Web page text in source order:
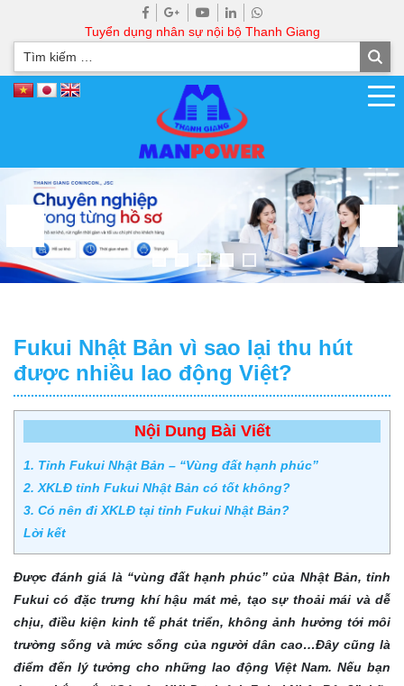
Tuyển dụng nhân sự nội bộ Thanh Giang
Fukui Nhật Bản vì sao lại thu hút
được nhiều lao động Việt?
Nội Dung Bài Viết
1. Tỉnh Fukui Nhật Bản – “Vùng đất hạnh phúc”
2. XKLĐ tỉnh Fukui Nhật Bản có tốt không?
3. Có nên đi XKLĐ tại tỉnh Fukui Nhật Bản?
Lời kết
Được đánh giá là “vùng đất hạnh phúc” của Nhật Bản, tỉnh
Fukui có đặc trưng khí hậu mát mẻ, tạo sự thoải mái và dễ
chịu, điều kiện kinh tế phát triển, không ảnh hưởng tới môi
trường sống và mức sống của người dân cao…Đây cũng là
điểm đến lý tưởng cho những lao động Việt Nam. Nếu bạn